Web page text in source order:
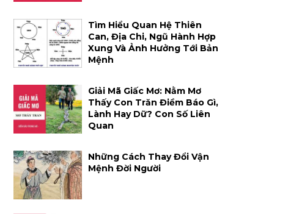
Tìm Hiểu Quan Hệ Thiên
Can, Địa Chi, Ngũ Hành Hợp
Xung Và Ảnh Hưởng Tới Bản
Mệnh
Giải Mã Giấc Mơ: Nằm Mơ
Thấy Con Trăn Điềm Báo Gì,
Lành Hay Dữ? Con Số Liên
Quan
Những Cách Thay Đổi Vận
Mệnh Đời Người